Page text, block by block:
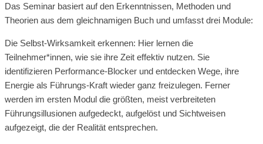
Das Seminar basiert auf den Erkenntnissen, Methoden und
Theorien aus dem gleichnamigen Buch und umfasst drei Module:
Die Selbst-Wirksamkeit erkennen: Hier lernen die
Teilnehmer*innen, wie sie ihre Zeit effektiv nutzen. Sie
identifizieren Performance-Blocker und entdecken Wege, ihre
Energie als Führungs-Kraft wieder ganz freizulegen. Ferner
werden im ersten Modul die größten, meist verbreiteten
Führungsillusionen aufgedeckt, aufgelöst und Sichtweisen
aufgezeigt, die der Realität entsprechen.